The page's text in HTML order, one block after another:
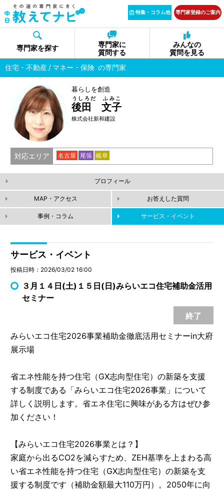
特集・コラム他 専門家登録のご案内
専門家を探す
専門家に
質問する
みんなの
質問を見る
住宅・不動産
マネー・保険 の専門家
暮らしを創造
後田 文子
うしろだ ふみこ
株式会社新和建設
対応エリア 名古屋 尾張 岐阜
プロフィール
MAP・アクセス お答えした質問
事例・コラム サービス・イベント
サービス・イベント
投稿日時：2026/03/02 16:00
３月１４日(土)１５日(日)みらいエコ住宅補助金活用
セミナー
終了
みらいエコ住宅2026事業補助金徹底活用セミナーin大府
展示場
省エネ性能を持つ住宅（GX志向型住宅）の新築を支援
する制度である「みらいエコ住宅2026事業」について
詳しく説明します。省エネ住宅に興味がある方はぜひ参
加ください！
【みらいエコ住宅2026事業とは？】
家庭から出るCO2を減らすため、ZEH基準を上まわる高
い省エネ性能を持つ住宅（GX志向型住宅）の新築を支
援する制度です（補助金額最大110万円）。2050年に向